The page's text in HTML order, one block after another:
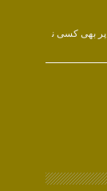
بھی کسی ن